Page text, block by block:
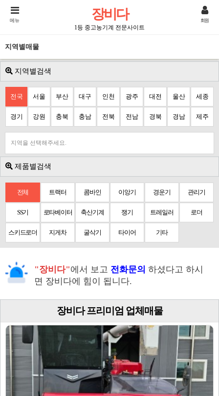
장비다
1등 중고농기계 전문사이트
메뉴 회원
지역별매물
지역별검색
전국 서울 부산 대구 인천 광주 대전 울산 세종
경기 강원 충북 충남 전북 전남 경북 경남 제주
지역을 선택해주세요.
제품별검색
전체 트랙터 콤바인 이앙기 경운기 관리기
SS기 로타베이터 축산기계 쟁기 트레일러 로더
스키드로더 지게차 굴삭기 타이어 기타
"장비다"에서 보고 전화문의 하셨다고 하시
면 장비다에 힘이 됩니다.
장비다 프리미엄 업체매물